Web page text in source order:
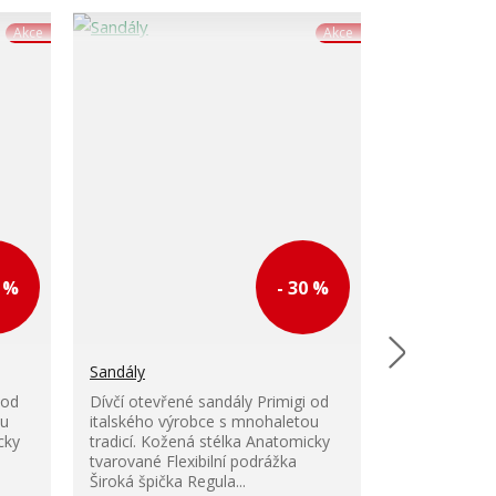
Akce Akce
- 30 %
Sandály
Dívčí otevřené sandály Primigi od
italského výrobce s mnohaletou
tradicí. Kožená stélka Anatomicky
tvarované Flexibilní podrážka
Široká špička Regula...